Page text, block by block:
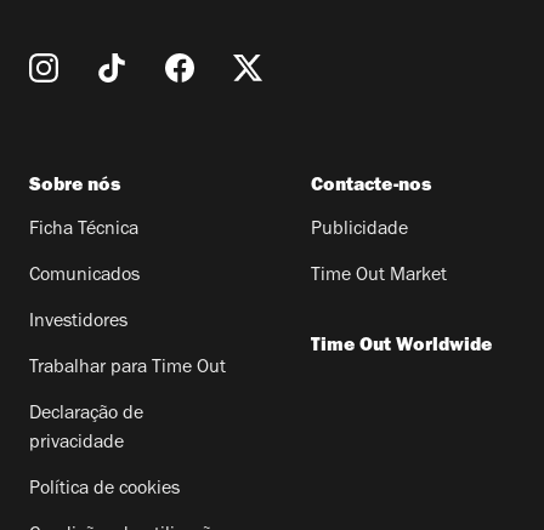
Sobre nós
Ficha Técnica
Comunicados
Investidores
Trabalhar para Time Out
Declaração de
privacidade
Política de cookies
Contacte-nos
Publicidade
Time Out Market
Time Out Worldwide